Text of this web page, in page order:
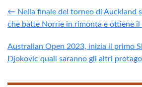
← Nella finale del torneo di Auckland
che batte Norrie in rimonta e ottiene
Australian Open 2023, inizia il primo
Djokovic quali saranno gli altri